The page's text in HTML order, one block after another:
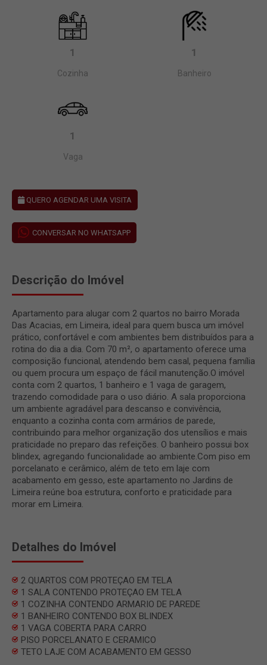
1
Cozinha
1
Banheiro
1
Vaga
QUERO AGENDAR UMA VISITA
CONVERSAR NO WHATSAPP
Descrição do Imóvel
Apartamento para alugar com 2 quartos no bairro Morada
Das Acacias, em Limeira, ideal para quem busca um imóvel
prático, confortável e com ambientes bem distribuídos para a
rotina do dia a dia. Com 70 m², o apartamento oferece uma
composição funcional, atendendo bem casal, pequena família
ou quem procura um espaço de fácil manutenção.O imóvel
conta com 2 quartos, 1 banheiro e 1 vaga de garagem,
trazendo comodidade para o uso diário. A sala proporciona
um ambiente agradável para descanso e convivência,
enquanto a cozinha conta com armários de parede,
contribuindo para melhor organização dos utensílios e mais
praticidade no preparo das refeições. O banheiro possui box
blindex, agregando funcionalidade ao ambiente.Com piso em
porcelanato e cerâmico, além de teto em laje com
acabamento em gesso, este apartamento no Jardins de
Limeira reúne boa estrutura, conforto e praticidade para
morar em Limeira.
Detalhes do Imóvel
2 QUARTOS COM PROTEÇAO EM TELA
1 SALA CONTENDO PROTEÇAO EM TELA
1 COZINHA CONTENDO ARMARIO DE PAREDE
1 BANHEIRO CONTENDO BOX BLINDEX
1 VAGA COBERTA PARA CARRO
PISO PORCELANATO E CERAMICO
TETO LAJE COM ACABAMENTO EM GESSO